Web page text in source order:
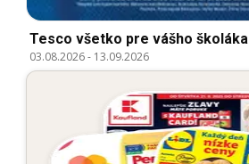
Tesco všetko pre vášho školáka
03.08.2026- 13.09.2026